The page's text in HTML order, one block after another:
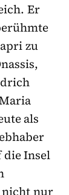
Er
zu
als
die Insel
nicht nur